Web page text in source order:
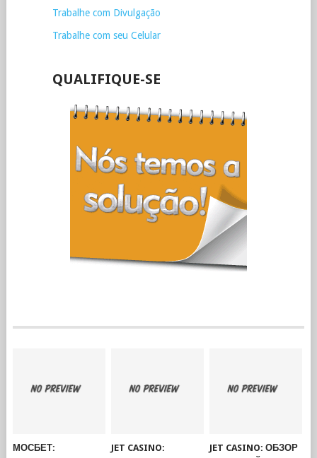
Trabalhe com Divulgação
Trabalhe com seu Celular
QUALIFIQUE-SE
МОСБЕТ:
JET CASINO:
JET CASINO: ОБЗОР